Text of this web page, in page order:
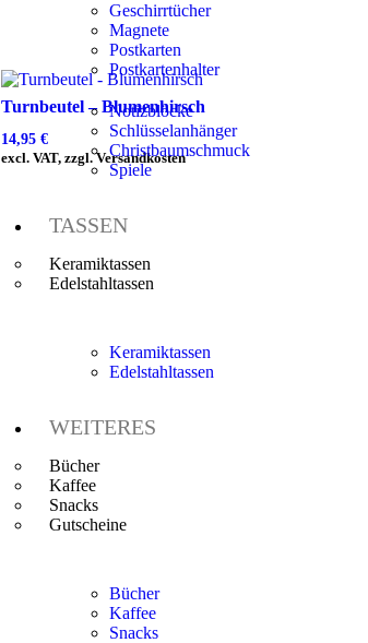
Geschirrtücher
Magnete
Postkarten
Postkartenhalter
Notizblöcke
Schlüsselanhänger
Christbaumschmuck
Spiele
TASSEN
Keramiktassen
Edelstahltassen
Keramiktassen
Edelstahltassen
WEITERES
Bücher
Kaffee
Snacks
Gutscheine
Bücher
Kaffee
Snacks
Turnbeutel – Blumenhirsch
14,95 €
excl. VAT, zzgl. Versandkosten